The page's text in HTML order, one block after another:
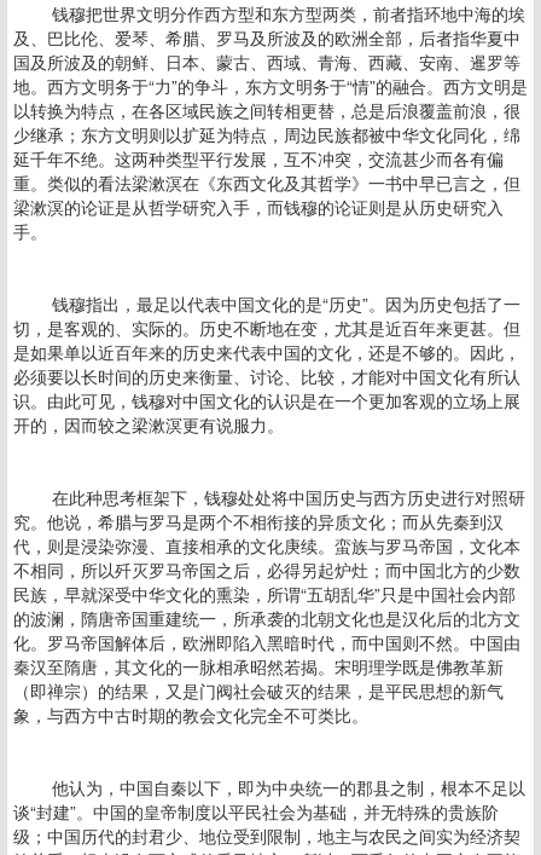
钱穆把世界文明分作西方型和东方型两类，前者指环地中海的埃
及、巴比伦、爱琴、希腊、罗马及所波及的欧洲全部，后者指华夏中
国及所波及的朝鲜、日本、蒙古、西域、青海、西藏、安南、暹罗等
地。西方文明务于“力”的争斗，东方文明务于“情”的融合。西方文明是
以转换为特点，在各区域民族之间转相更替，总是后浪覆盖前浪，很
少继承；东方文明则以扩延为特点，周边民族都被中华文化同化，绵
延千年不绝。这两种类型平行发展，互不冲突，交流甚少而各有偏
重。类似的看法梁漱溟在《东西文化及其哲学》一书中早已言之，但
梁漱溟的论证是从哲学研究入手，而钱穆的论证则是从历史研究入
手。
钱穆指出，最足以代表中国文化的是“历史”。因为历史包括了一
切，是客观的、实际的。历史不断地在变，尤其是近百年来更甚。但
是如果单以近百年来的历史来代表中国的文化，还是不够的。因此，
必须要以长时间的历史来衡量、讨论、比较，才能对中国文化有所认
识。由此可见，钱穆对中国文化的认识是在一个更加客观的立场上展
开的，因而较之梁漱溟更有说服力。
在此种思考框架下，钱穆处处将中国历史与西方历史进行对照研
究。他说，希腊与罗马是两个不相衔接的异质文化；而从先秦到汉
代，则是浸染弥漫、直接相承的文化庚续。蛮族与罗马帝国，文化本
不相同，所以歼灭罗马帝国之后，必得另起炉灶；而中国北方的少数
民族，早就深受中华文化的熏染，所谓“五胡乱华”只是中国社会内部
的波澜，隋唐帝国重建统一，所承袭的北朝文化也是汉化后的北方文
化。罗马帝国解体后，欧洲即陷入黑暗时代，而中国则不然。中国由
秦汉至隋唐，其文化的一脉相承昭然若揭。宋明理学既是佛教革新
（即禅宗）的结果，又是门阀社会破灭的结果，是平民思想的新气
象，与西方中古时期的教会文化完全不可类比。
他认为，中国自秦以下，即为中央统一的郡县之制，根本不足以
谈“封建”。中国的皇帝制度以平民社会为基础，并无特殊的贵族阶
级；中国历代的封君少、地位受到限制，地主与农民之间实为经济契